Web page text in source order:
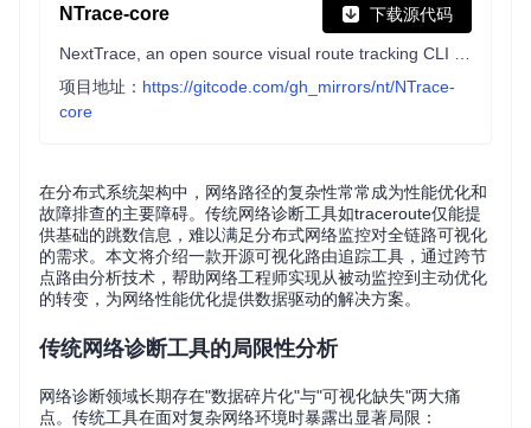
NTrace-core 下载源代码
项目地址： https://gitcode.com/gh_mirrors/nt/NTrace-
core
在分布式系统架构中，网络路径的复杂性常常成为性能优化和
故障排查的主要障碍。传统网络诊断工具如traceroute仅能提
供基础的跳数信息，难以满足分布式网络监控对全链路可视化
的需求。本文将介绍一款开源可视化路由追踪工具，通过跨节
点路由分析技术，帮助网络工程师实现从被动监控到主动优化
的转变，为网络性能优化提供数据驱动的解决方案。
传统网络诊断工具的局限性分析
网络诊断领域长期存在"数据碎片化"与"可视化缺失"两大痛
点。传统工具在面对复杂网络环境时暴露出显著局限：